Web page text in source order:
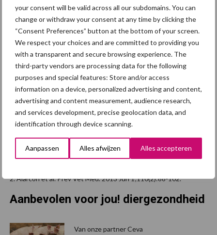
your consent will be valid across all our subdomains. You can
change or withdraw your consent at any time by clicking the
“Consent Preferences” button at the bottom of your screen.
We respect your choices and are committed to providing you
with a transparent and secure browsing experience. The
third-party vendors are processing data for the following
purposes and special features: Store and/or access
information on a device, personalized advertising and content,
advertising and content measurement, audience research,
and services development, precise geolocation data, and
identification through device scanning.
Aanpassen Alles afwijzen Alles accepteren
1. Chae C. Vet J. 2016 Jun;212:1-6.
2. Alarcon et al. Prev Vet Med. 2013 Jun 1;110(2):88-102.
Aanbevolen voor jou! diergezondheid
Van onze partner Ceva